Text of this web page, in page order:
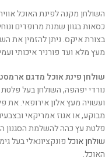
השולחן מקנה לפינת האוכל
כסאות בגוון שמנת מרופדים
בצורת איקס. ניתן להזמין את
מעץ מלא ועד פורניר איכותי
שולחן פינת אוכל מדגם
נורדי יפהפה, השולחן בעל
ועשויה מעץ אלון אירופאי. את
מבוקע, או אגוז אמריקאי
פלטת עץ כהה להשלמת הסגנון
שולחן אוכלפונקציונאלי בעל
האוכל.